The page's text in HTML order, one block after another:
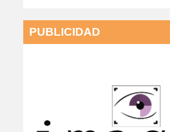
PUBLICIDAD